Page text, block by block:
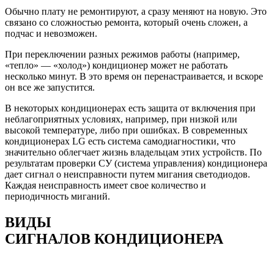
Обычно плату не ремонтируют, а сразу меняют на новую. Это
связано со сложностью ремонта, который очень сложен, а
подчас и невозможен.
При переключении разных режимов работы (например,
«тепло» — «холод») кондиционер может не работать
несколько минут. В это время он перенастраивается, и вскоре
он все же запустится.
В некоторых кондиционерах есть защита от включения при
неблагоприятных условиях, например, при низкой или
высокой температуре, либо при ошибках. В современных
кондиционерах LG есть система самодиагностики, что
значительно облегчает жизнь владельцам этих устройств. По
результатам проверки СУ (система управления) кондиционера
дает сигнал о неисправности путем мигания светодиодов.
Каждая неисправность имеет свое количество и
периодичность миганий.
ВИДЫ
СИГНАЛОВ КОНДИЦИОНЕРА